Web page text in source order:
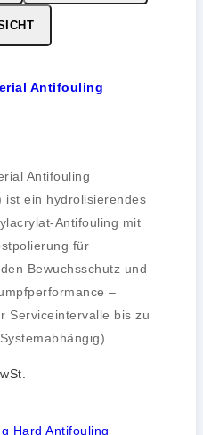
Antifouling
Antifouling
ist ein hydrolisierendes
Antifouling mit
für
Bewuchsschutz und
–
Serviceintervalle bis zu